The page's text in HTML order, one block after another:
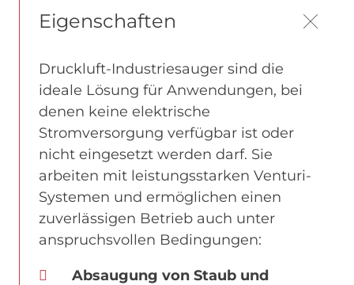
Eigenschaften
Druckluft-Industriesauger sind die
ideale Lösung für Anwendungen, bei
denen keine elektrische
Stromversorgung verfügbar ist oder
nicht eingesetzt werden darf. Sie
arbeiten mit leistungsstarken Venturi-
Systemen und ermöglichen einen
zuverlässigen Betrieb auch unter
anspruchsvollen Bedingungen:
Absaugung von Staub und